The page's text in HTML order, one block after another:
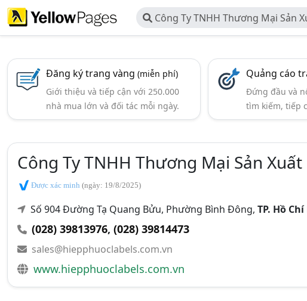
Công Ty TNHH Thương Mại Sản
Bao Bì Hiệp Phước
Đăng ký trang vàng (miễn phí)
Giới thiệu và tiếp cận với 250.000
nhà mua lớn và đối tác mỗi ngày.
Quảng cáo
Đứng đầu và
tìm kiếm, tiếp
Công Ty TNHH Thương Mại Sản
Được xác minh (ngày: 19/8/2025)
Số 904 Đường Tạ Quang Bửu, Phường Bình Đông, TP. Hồ
(028) 39813976, (028) 39814473
sales@hiepphuoclabels.com.vn
www.hiepphuoclabels.com.vn